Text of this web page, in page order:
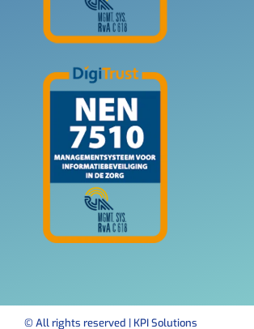
© All rights reserved | KPI Solutions